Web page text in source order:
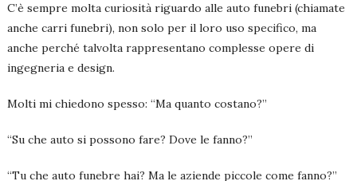
C’è sempre molta curiosità riguardo alle auto funebri (chiamate
anche carri funebri), non solo per il loro uso specifico, ma
anche perché talvolta rappresentano complesse opere di
ingegneria e design.
Molti mi chiedono spesso: “Ma quanto costano?”
“Su che auto si possono fare? Dove le fanno?”
“Tu che auto funebre hai? Ma le aziende piccole come fanno?”